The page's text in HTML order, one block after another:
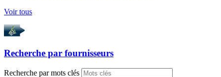
Voir tous
Recherche par fournisseurs
Recherche par mots clés